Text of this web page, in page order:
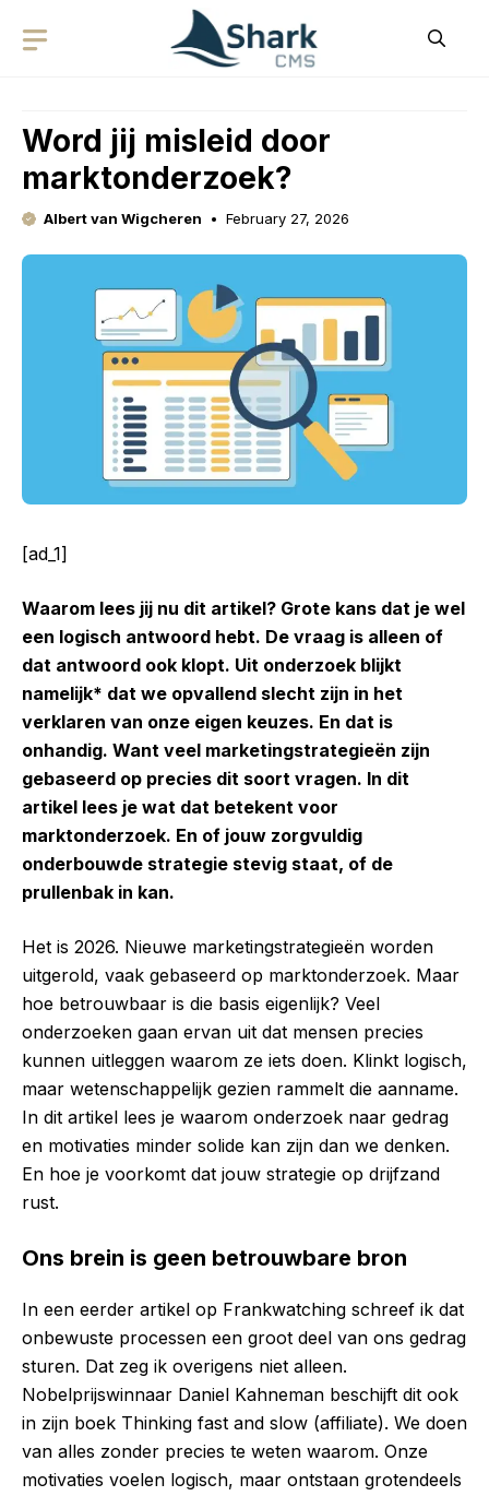
Word jij misleid door
marktonderzoek?
Albert van Wigcheren February 27, 2026
[ad_1]
Waarom lees jij nu dit artikel? Grote kans dat je wel
een logisch antwoord hebt. De vraag is alleen of
dat antwoord ook klopt. Uit onderzoek blijkt
namelijk* dat we opvallend slecht zijn in het
verklaren van onze eigen keuzes. En dat is
onhandig. Want veel marketingstrategieën zijn
gebaseerd op precies dit soort vragen. In dit
artikel lees je wat dat betekent voor
marktonderzoek. En of jouw zorgvuldig
onderbouwde strategie stevig staat, of de
prullenbak in kan.
Het is 2026. Nieuwe marketingstrategieën worden
uitgerold, vaak gebaseerd op marktonderzoek. Maar
hoe betrouwbaar is die basis eigenlijk? Veel
onderzoeken gaan ervan uit dat mensen precies
kunnen uitleggen waarom ze iets doen. Klinkt logisch,
maar wetenschappelijk gezien rammelt die aanname.
In dit artikel lees je waarom onderzoek naar gedrag
en motivaties minder solide kan zijn dan we denken.
En hoe je voorkomt dat jouw strategie op drijfzand
rust.
Ons brein is geen betrouwbare bron
In een eerder artikel op Frankwatching schreef ik dat
onbewuste processen een groot deel van ons gedrag
sturen. Dat zeg ik overigens niet alleen.
Nobelprijswinnaar Daniel Kahneman beschijft dit ook
in zijn boek Thinking fast and slow (affiliate). We doen
van alles zonder precies te weten waarom. Onze
motivaties voelen logisch, maar ontstaan grotendeels